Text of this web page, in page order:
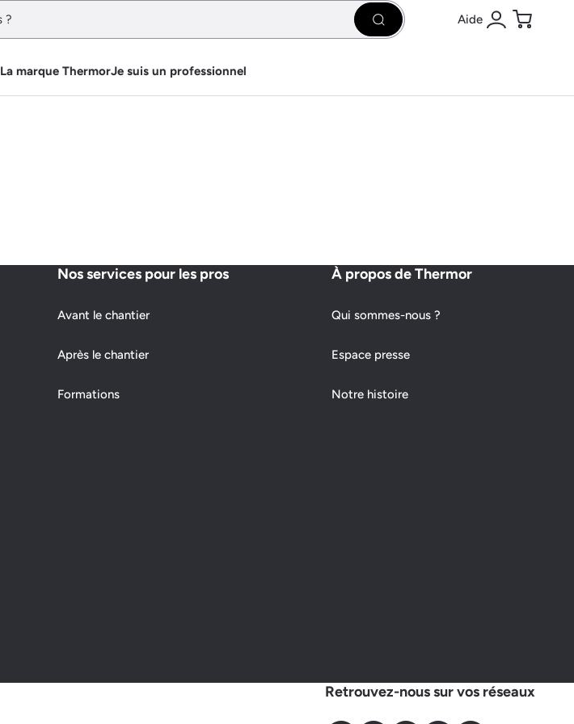
Rechercher Aide
Se connecter
Panier
La marque ThermorJe suis un professionnel
Nos services pour les pros
Avant le chantier
Après le chantier
Formations
À propos de Thermor
Qui sommes-nous ?
Espace presse
Notre histoire
Retrouvez-nous sur vos réseaux